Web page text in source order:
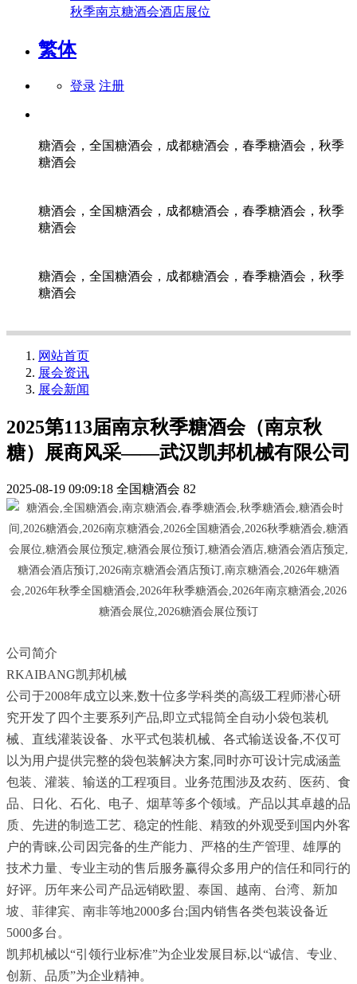
秋季南京糖酒会酒店展位
繁体
登录 注册
糖酒会，全国糖酒会，成都糖酒会，春季糖酒会，秋季
糖酒会
糖酒会，全国糖酒会，成都糖酒会，春季糖酒会，秋季
糖酒会
糖酒会，全国糖酒会，成都糖酒会，春季糖酒会，秋季
糖酒会
网站首页
展会资讯
展会新闻
2025第113届南京秋季糖酒会（南京秋
糖）展商风采——武汉凯邦机械有限公司
2025-08-19 09:09:18 全国糖酒会 82
公司简介
RKAIBANG凯邦机械
公司于2008年成立以来,数十位多学科类的高级工程师潜心研
究开发了四个主要系列产品,即立式辊筒全自动小袋包装机
械、直线灌装设备、水平式包装机械、各式输送设备,不仅可
以为用户提供完整的袋包装解决方案,同时亦可设计完成涵盖
包装、灌装、输送的工程项目。业务范围涉及农药、医药、食
品、日化、石化、电子、烟草等多个领域。产品以其卓越的品
质、先进的制造工艺、稳定的性能、精致的外观受到国内外客
户的青睐,公司因完备的生产能力、严格的生产管理、雄厚的
技术力量、专业主动的售后服务赢得众多用户的信任和同行的
好评。历年来公司产品远销欧盟、泰国、越南、台湾、新加
坡、菲律宾、南非等地2000多台;国内销售各类包装设备近
5000多台。
凯邦机械以“引领行业标准”为企业发展目标,以“诚信、专业、
创新、品质”为企业精神。